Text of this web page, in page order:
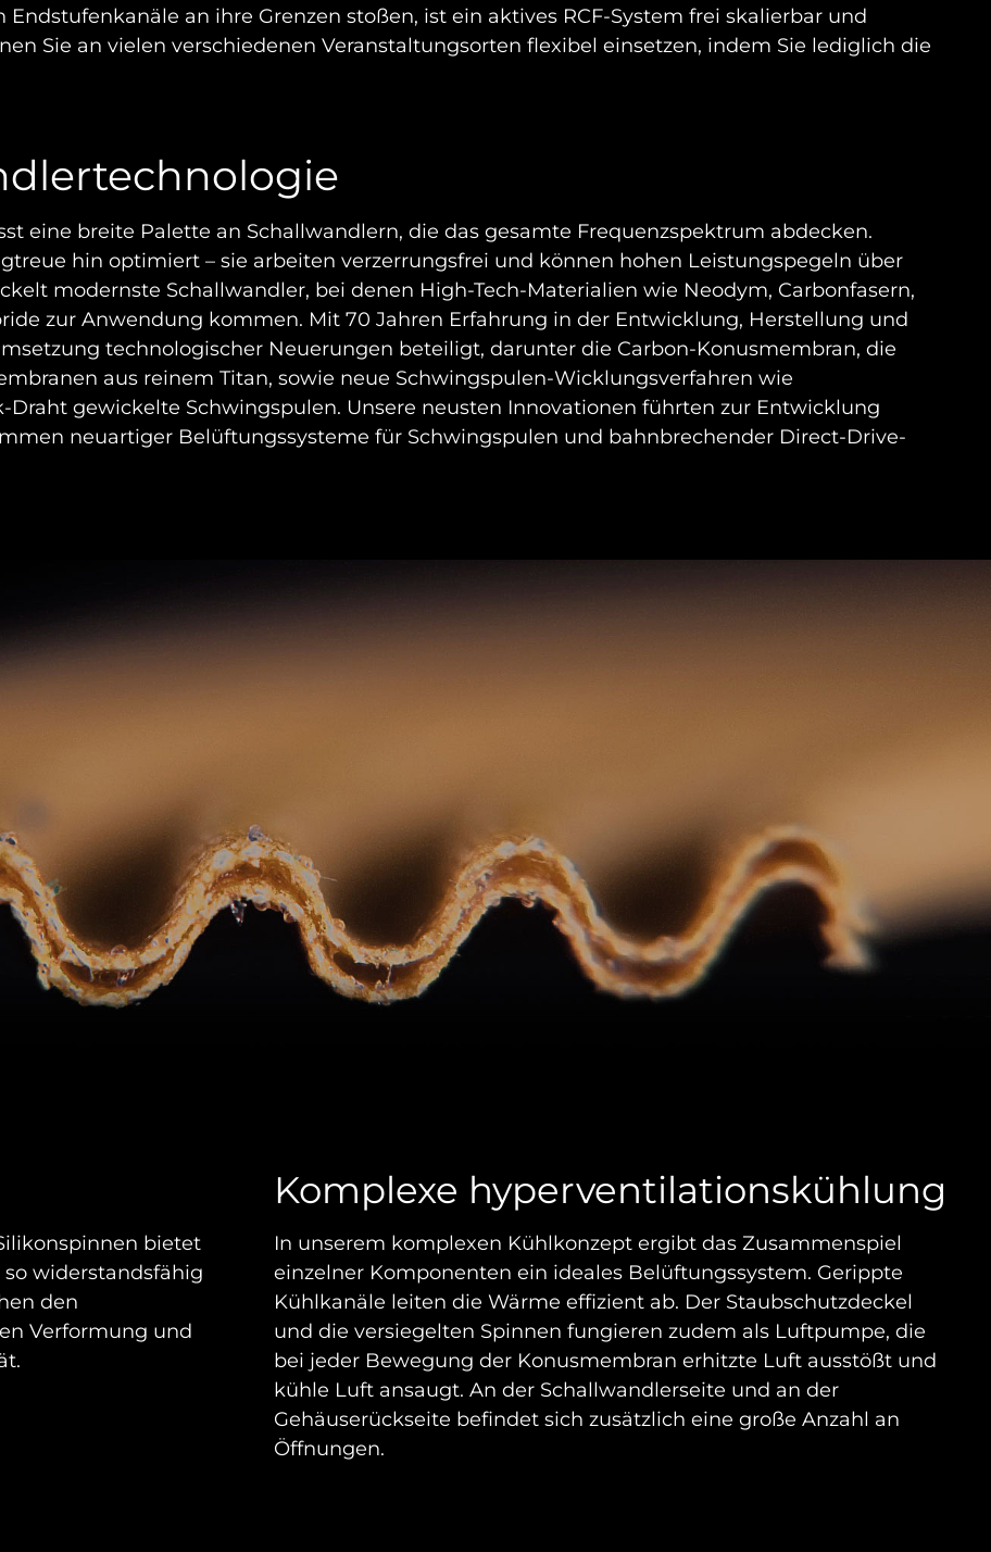
an ihre Grenzen stoßen, ist ein aktives RCF-System frei skalierbar und
Sie an vielen verschiedenen Veranstaltungsorten flexibel einsetzen, indem Sie lediglich die
eine breite Palette an Schallwandlern, die das gesamte Frequenzspektrum abdecken.
hin optimiert – sie arbeiten verzerrungsfrei und können hohen Leistungspegeln über
modernste Schallwandler, bei denen High-Tech-Materialien wie Neodym, Carbonfasern,
zur Anwendung kommen. Mit 70 Jahren Erfahrung in der Entwicklung, Herstellung und
technologischer Neuerungen beteiligt, darunter die Carbon-Konusmembran, die
aus reinem Titan, sowie neue Schwingspulen-Wicklungsverfahren wie
gewickelte Schwingspulen. Unsere neusten Innovationen führten zur Entwicklung
neuartiger Belüftungssysteme für Schwingspulen und bahnbrechender Direct-Drive-
bietet
widerstandsfähig
den
Verformung und
Komplexe hyperventilationskühlung
In unserem komplexen Kühlkonzept ergibt das Zusammenspiel
einzelner Komponenten ein ideales Belüftungssystem. Gerippte
Kühlkanäle leiten die Wärme effizient ab. Der Staubschutzdeckel
und die versiegelten Spinnen fungieren zudem als Luftpumpe, die
bei jeder Bewegung der Konusmembran erhitzte Luft ausstößt und
kühle Luft ansaugt. An der Schallwandlerseite und an der
Gehäuserückseite befindet sich zusätzlich eine große Anzahl an
Öffnungen.